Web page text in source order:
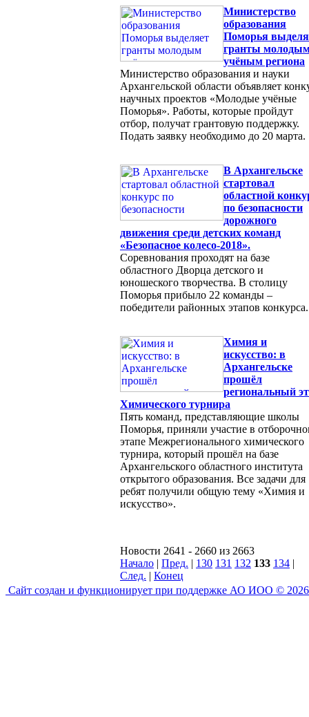
Министерство
образования
Поморья
гранты
учёным региона
Министерство образования и науки
Архангельской области объявляет
научных проектов «Молодые учёные
Поморья». Работы, которые пройдут
отбор, получат грантовую поддержку.
Подать заявку необходимо до 20 марта.
В Архангельске
стартовал
областной
по безопасности
дорожного
движения среди детских команд
«Безопасное колесо-2018».
Соревнования проходят на базе
областного Дворца детского и
юношеского творчества. В столицу
Поморья прибыло 22 команды –
победители районных этапов конкурса.
Химия и
искусство: в
Архангельске
прошёл
региональный
Химического турнира
Пять команд, представляющие школы
Поморья, приняли участие в
этапе Межрегионального химического
турнира, который прошёл на базе
Архангельского областного института
открытого образования. Все задачи для
ребят получили общую тему «Химия и
искусство».
Новости 2641 - 2660 из 2663
Начало | Пред. | 130 131 132 133 134 |
След. | Конец
Сайт создан и функционирует при поддержке АО ИОО © 2026